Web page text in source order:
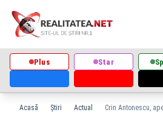
Plus Star
Acasă Știri Actual